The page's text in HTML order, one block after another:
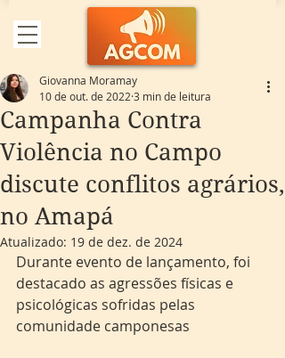
Campanha Contra
Violência no Campo
discute conflitos agrários,
no Amapá
Giovanna Moramay
10 de out. de 2022 3 min de leitura
Atualizado: 19 de dez. de 2024
Durante evento de lançamento, foi
destacado as agressões físicas e
psicológicas sofridas pelas
comunidade camponesas